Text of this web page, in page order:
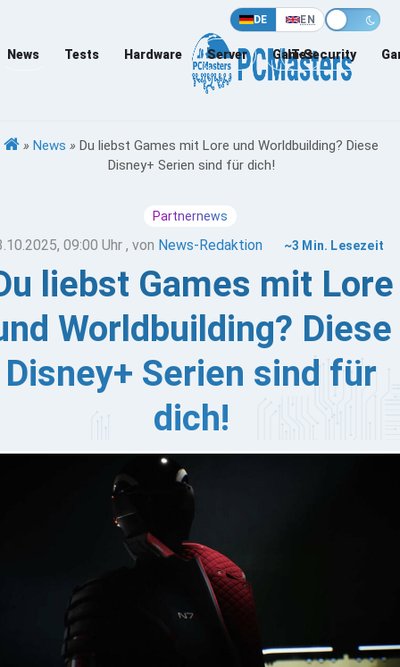
DE EN
News Tests Hardware Server Games
IT-Security
» News » Du liebst Games mit Lore und Worldbuilding? Diese
Disney+ Serien sind für dich!
Partnernews
09:00 Uhr , von News-Redaktion ~3 Min. Lesezeit
liebst Games mit Lore
Worldbuilding? Diese
Disney+ Serien sind für
dich!
ganz ehrlich: Gamer sind nicht nur wegen des K/D-
oder dem süßen Triple-S-Rang dabei. Viele
uns leben für die Geschichte, die ausgedehnten
die vielschichtigen Charaktere und die
Fan-Theorien.